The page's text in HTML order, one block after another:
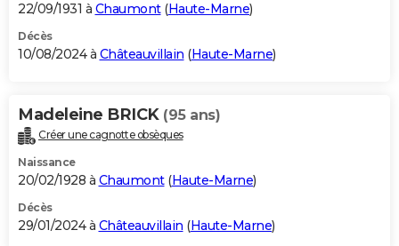
22/09/1931 à Chaumont(Haute-Marne)
Décès
10/08/2024 à Châteauvillain (Haute-Marne)
Madeleine BRICK (95 ans)
Créer une cagnotte obsèques
Naissance
20/02/1928 à Chaumont(Haute-Marne)
Décès
29/01/2024 à Châteauvillain (Haute-Marne)